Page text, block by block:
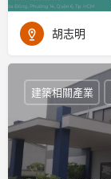
胡志明
建築相關產業